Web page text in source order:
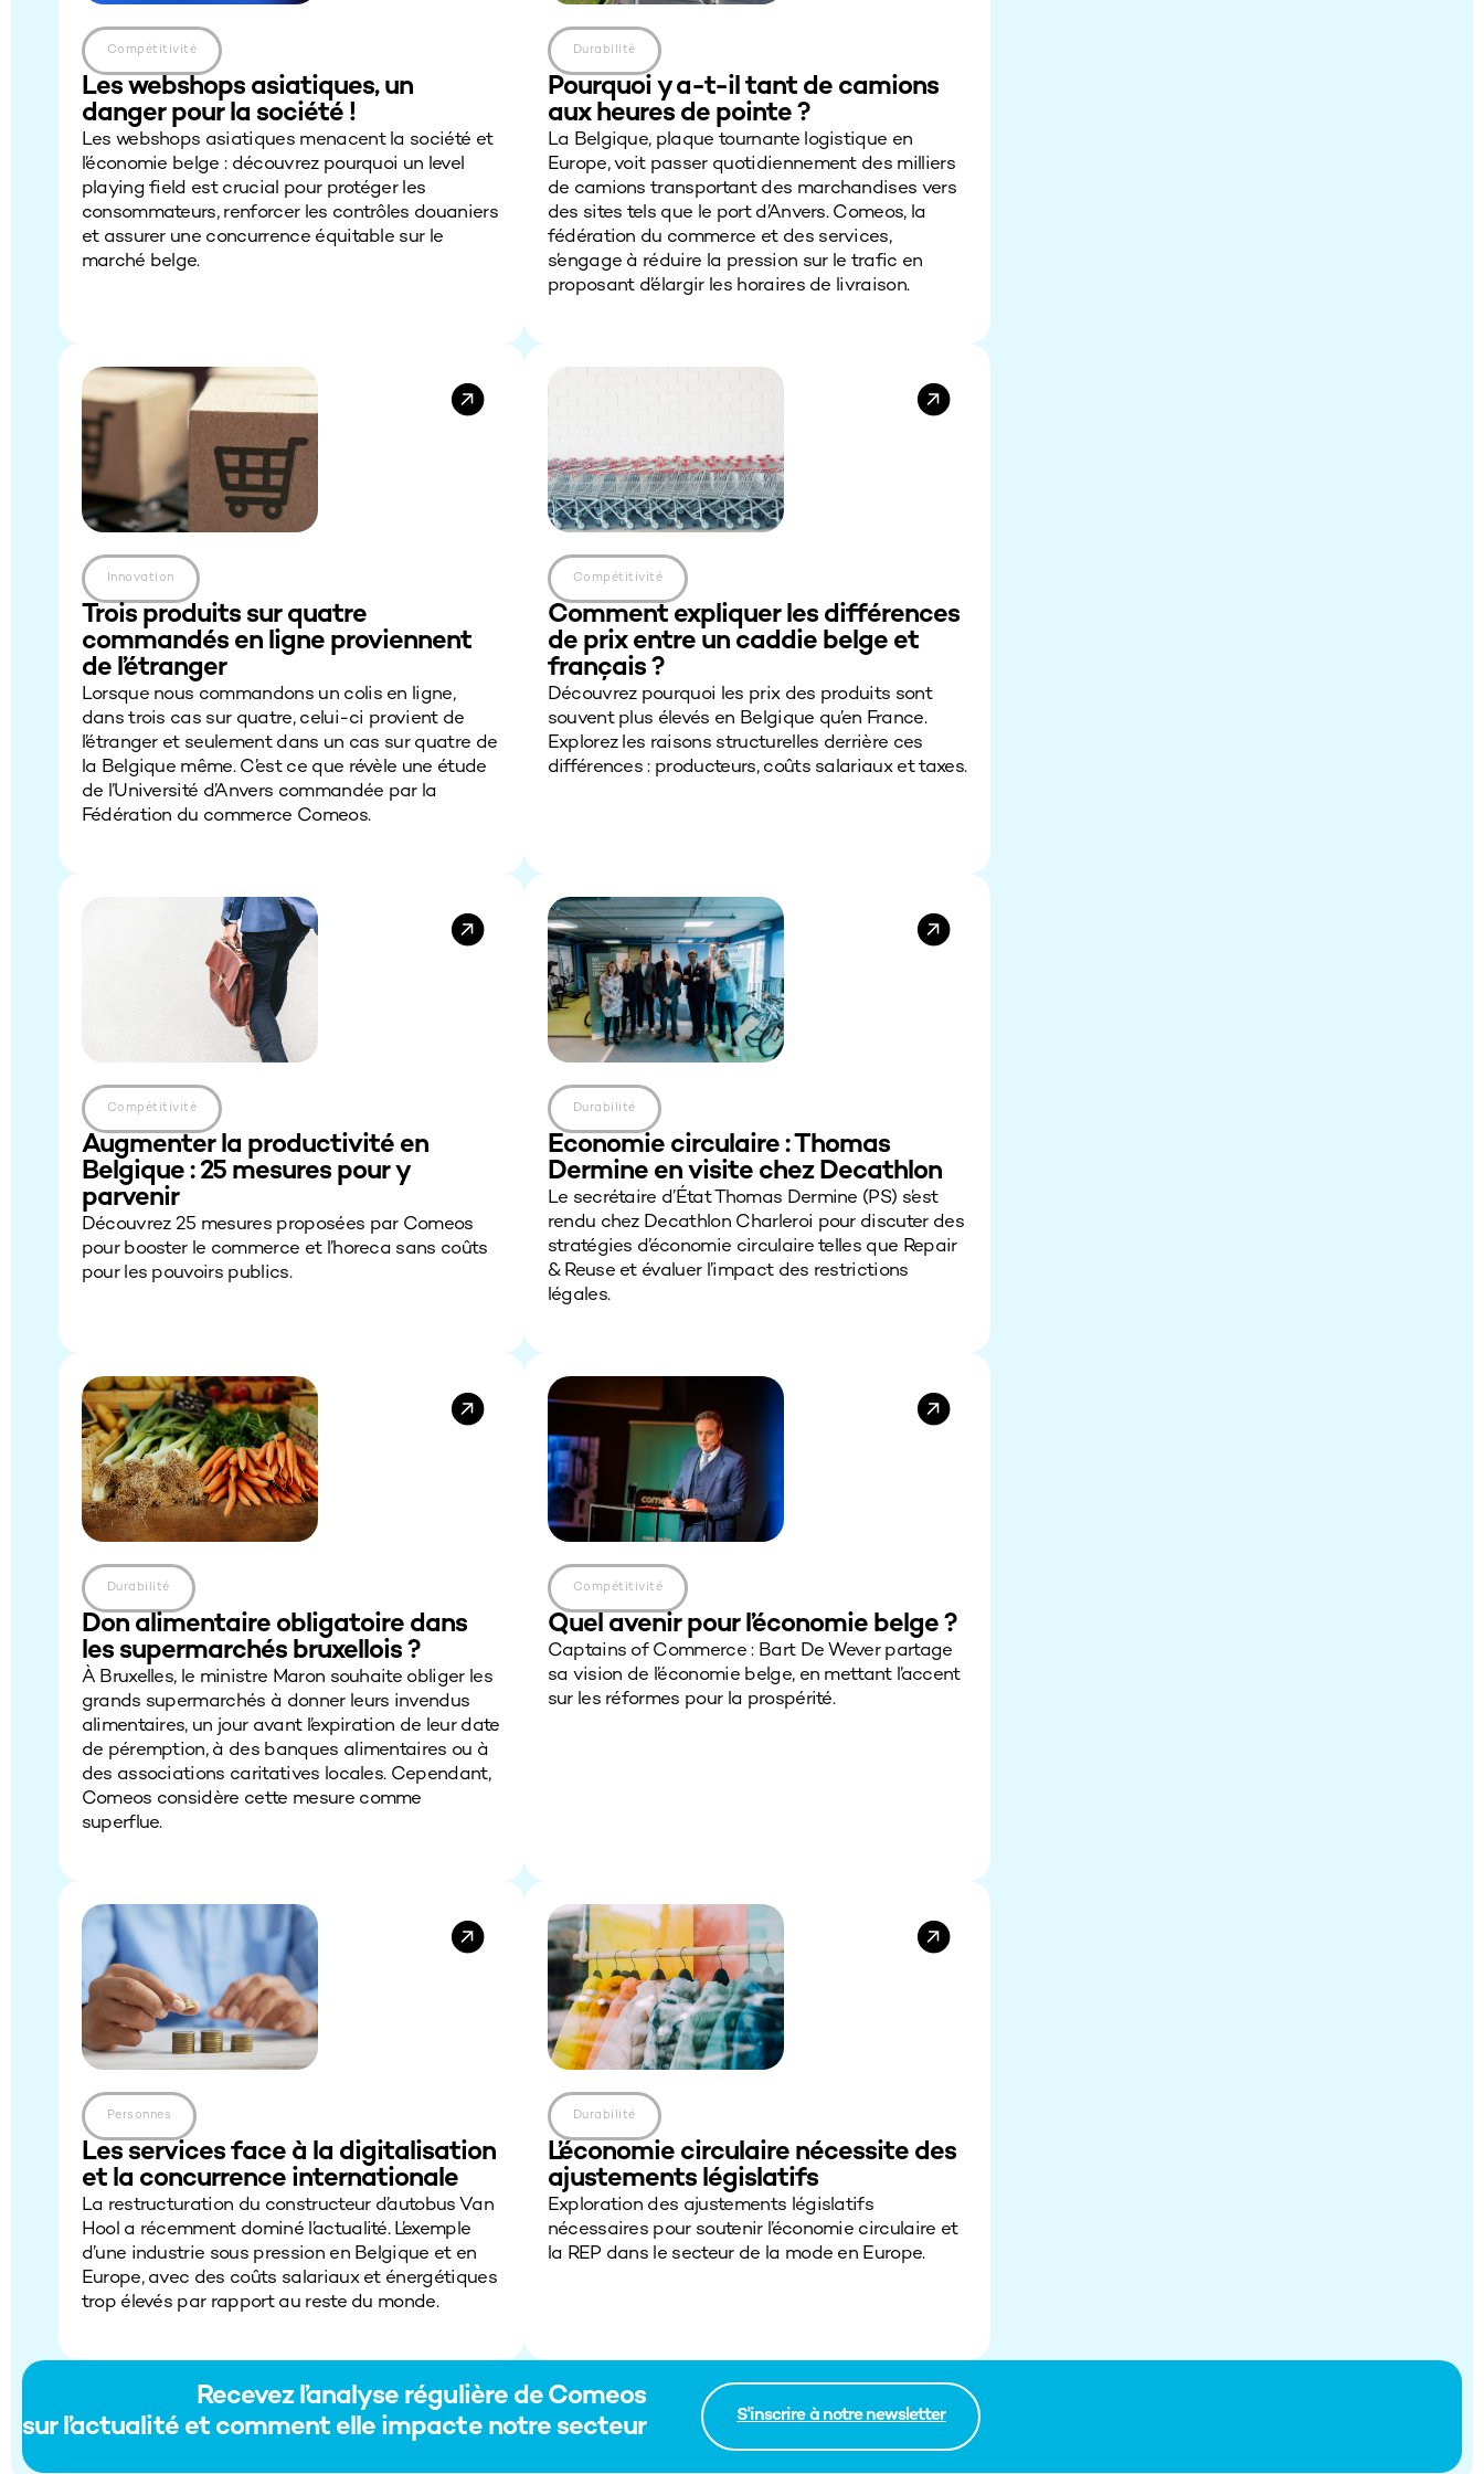
Compétitivité
Les webshops asiatiques, un
danger pour la société !
Les webshops asiatiques menacent la société et
l’économie belge : découvrez pourquoi un level
playing field est crucial pour protéger les
consommateurs, renforcer les contrôles douaniers
et assurer une concurrence équitable sur le
marché belge.
Durabilité
Pourquoi y a-t-il tant de camions
aux heures de pointe ?
La Belgique, plaque tournante logistique en
Europe, voit passer quotidiennement des milliers
de camions transportant des marchandises vers
des sites tels que le port d’Anvers. Comeos, la
fédération du commerce et des services,
s’engage à réduire la pression sur le trafic en
proposant d’élargir les horaires de livraison.
Innovation
Trois produits sur quatre
commandés en ligne proviennent
de l’étranger
Lorsque nous commandons un colis en ligne,
dans trois cas sur quatre, celui-ci provient de
l’étranger et seulement dans un cas sur quatre de
la Belgique même. C’est ce que révèle une étude
de l’Université d’Anvers commandée par la
Fédération du commerce Comeos.
Compétitivité
Comment expliquer les différences
de prix entre un caddie belge et
français ?
Découvrez pourquoi les prix des produits sont
souvent plus élevés en Belgique qu’en France.
Explorez les raisons structurelles derrière ces
différences : producteurs, coûts salariaux et taxes.
Compétitivité
Augmenter la productivité en
Belgique : 25 mesures pour y
parvenir
Découvrez 25 mesures proposées par Comeos
pour booster le commerce et l’horeca sans coûts
pour les pouvoirs publics.
Durabilité
Economie circulaire : Thomas
Dermine en visite chez Decathlon
Le secrétaire d’État Thomas Dermine (PS) s’est
rendu chez Decathlon Charleroi pour discuter des
stratégies d’économie circulaire telles que Repair
& Reuse et évaluer l’impact des restrictions
légales.
Durabilité
Don alimentaire obligatoire dans
les supermarchés bruxellois ?
À Bruxelles, le ministre Maron souhaite obliger les
grands supermarchés à donner leurs invendus
alimentaires, un jour avant l’expiration de leur date
de péremption, à des banques alimentaires ou à
des associations caritatives locales. Cependant,
Comeos considère cette mesure comme
superflue.
Compétitivité
Quel avenir pour l’économie belge ?
Captains of Commerce : Bart De Wever partage
sa vision de l’économie belge, en mettant l’accent
sur les réformes pour la prospérité.
Personnes
Les services face à la digitalisation
et la concurrence internationale
La restructuration du constructeur d’autobus Van
Hool a récemment dominé l’actualité. L’exemple
d’une industrie sous pression en Belgique et en
Europe, avec des coûts salariaux et énergétiques
trop élevés par rapport au reste du monde.
Durabilité
L’économie circulaire nécessite des
ajustements législatifs
Exploration des ajustements législatifs
nécessaires pour soutenir l’économie circulaire et
la REP dans le secteur de la mode en Europe.
Recevez l’analyse régulière de Comeos
sur l’actualité et comment elle impacte notre secteur
S'inscrire à notre newsletter